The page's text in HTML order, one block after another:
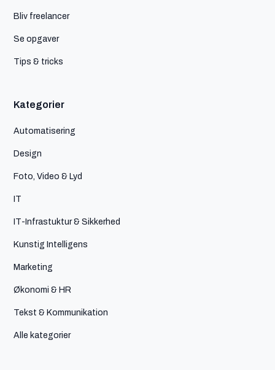
Bliv freelancer
Se opgaver
Tips & tricks
Kategorier
Automatisering
Design
Foto, Video & Lyd
IT
IT-Infrastuktur & Sikkerhed
Kunstig Intelligens
Marketing
Økonomi & HR
Tekst & Kommunikation
Alle kategorier